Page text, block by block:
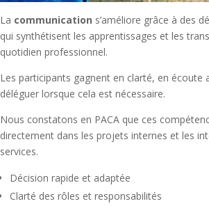
La communication s’améliore grâce à des
qui synthétisent les apprentissages et les
quotidien professionnel.
Les participants gagnent en clarté, en écoute
déléguer lorsque cela est nécessaire.
Nous constatons en PACA que ces
directement dans les projets internes et les
services.
Décision rapide et adaptée
Clarté des rôles et responsabilités